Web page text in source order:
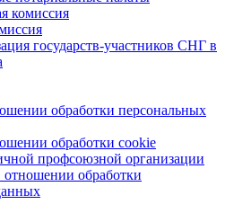
комиссия
государств-участников СНГ в
обработки персональных
обработки cookie
профсоюзной организации
обработки